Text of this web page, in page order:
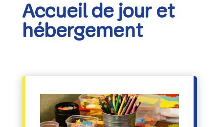
Accueil de jour et
hébergement